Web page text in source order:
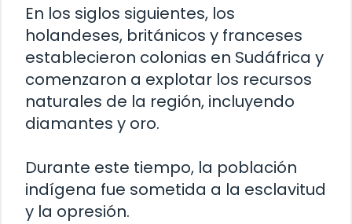
En los siglos siguientes, los
holandeses, británicos y franceses
establecieron colonias en Sudáfrica y
comenzaron a explotar los recursos
naturales de la región, incluyendo
diamantes y oro.
Durante este tiempo, la población
indígena fue sometida a la esclavitud
y la opresión.